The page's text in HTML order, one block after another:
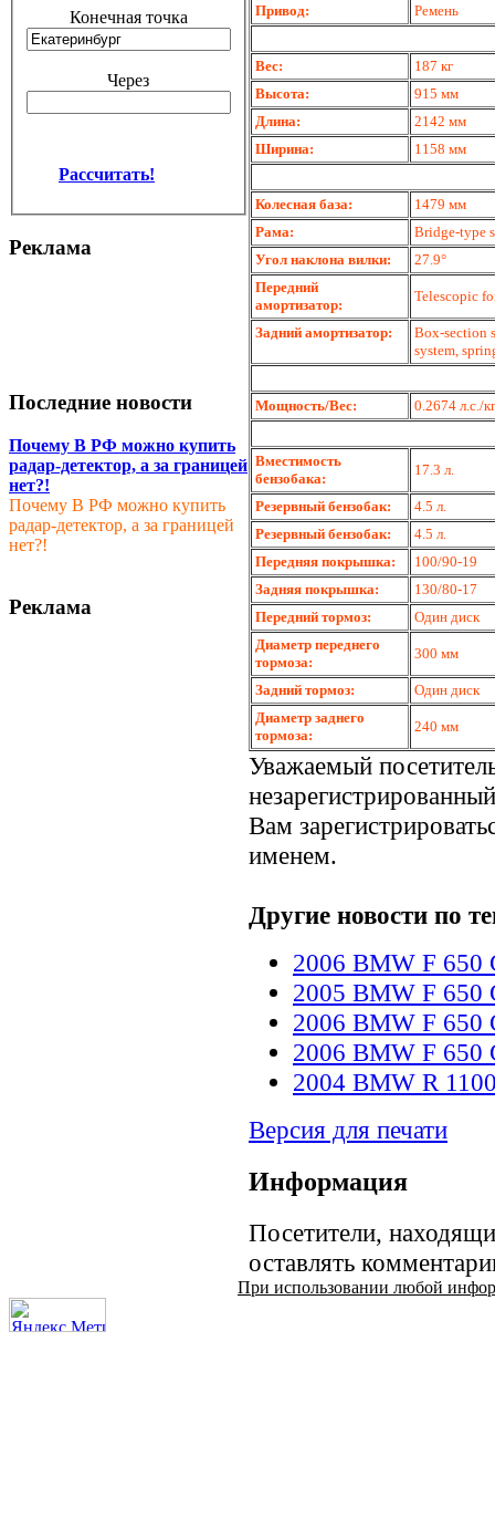
Конечная точка
Через
Рассчитать!
Реклама
Последние новости
Почему В РФ можно купить
радар-детектор, а за границей
нет?!
Почему В РФ можно купить
радар-детектор, а за границей
нет?!
Реклама
Привод:
Ремень
Вес:
187 кг
Высота:
915 мм
Длина:
2142 мм
Ширина:
1158 мм
Колесная база:
1479 мм
Рама:
Bridge-type
Угол наклона вилки:
27.9°
Передний
амортизатор:
Telescopic
Задний амортизатор:
Box-section
system,
Мощность/Вес: 0.2674 л.с./кг
Вместимость
бензобака:
17.3 л.
Резервный бензобак:
4.5 л.
Резервный бензобак:
4.5 л.
Передняя покрышка:
100/90-19
Задняя покрышка:
130/80-17
Передний тормоз:
Один диск
Диаметр переднего
тормоза:
300 мм
Задний тормоз:
Один диск
Диаметр заднего
тормоза:
240 мм
Уважаемый
Вам
именем.
Другие новости по
2006 BMW F 650
2005 BMW F 650
2006 BMW F 650
2006 BMW F 650
2004 BMW R
Версия для печати
Информация
Посетители,
оставлять
При использовании любой